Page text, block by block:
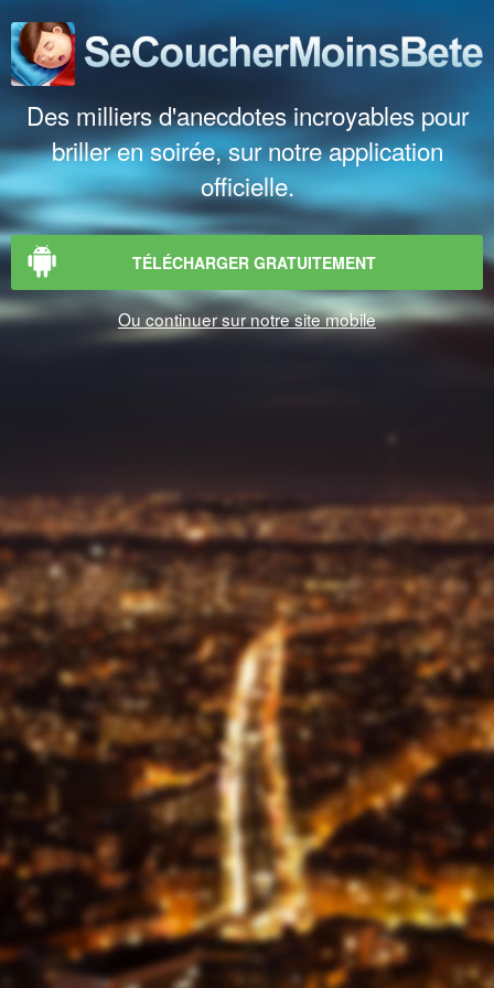
Des milliers d'anecdotes incroyables pour
briller en soirée, sur notre application
officielle.
TÉLÉCHARGER GRATUITEMENT
Ou continuer sur notre site mobile